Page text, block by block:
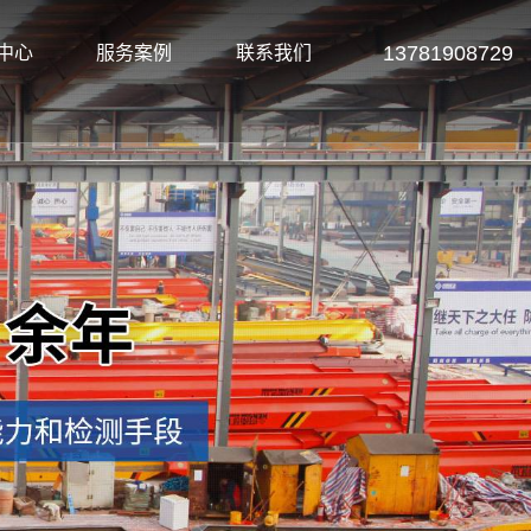
心 服务案例 联系我们 13781908729